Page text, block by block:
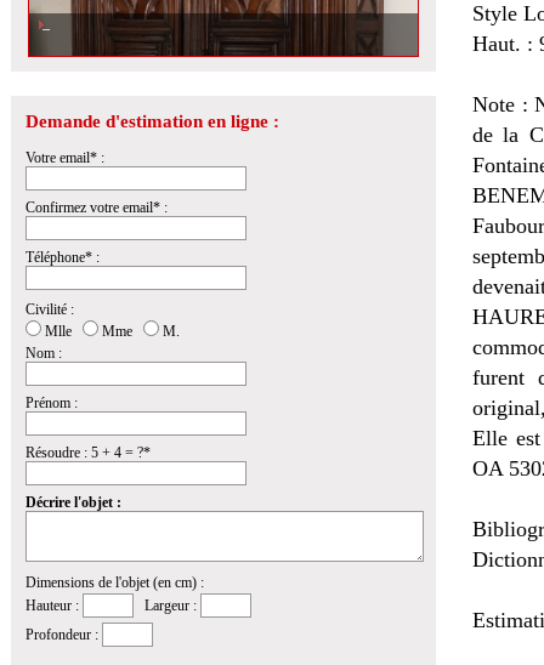
Demande d'estimation en ligne :
Votre email* :
Confirmez votre email* :
Téléphone* :
Civilité :
Mlle
Mme
M.
Nom :
Prénom :
Résoudre : 5 + 4 = ?*
Décrire l'objet :
Dimensions de l'objet (en cm) :
Hauteur :
Largeur :
Profondeur :
Style
Haut. :
Note :
de la
furent
Elle
OA